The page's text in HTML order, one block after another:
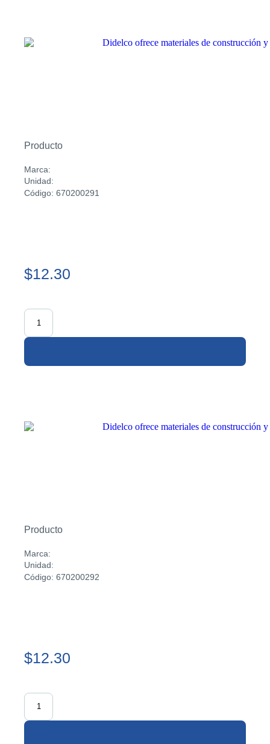
Producto
Marca:
Unidad:
Código: 670200291
$12.30
Producto
Marca:
Unidad:
Código: 670200292
$12.30